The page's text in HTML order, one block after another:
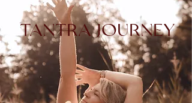
TANTRA JOURNEY